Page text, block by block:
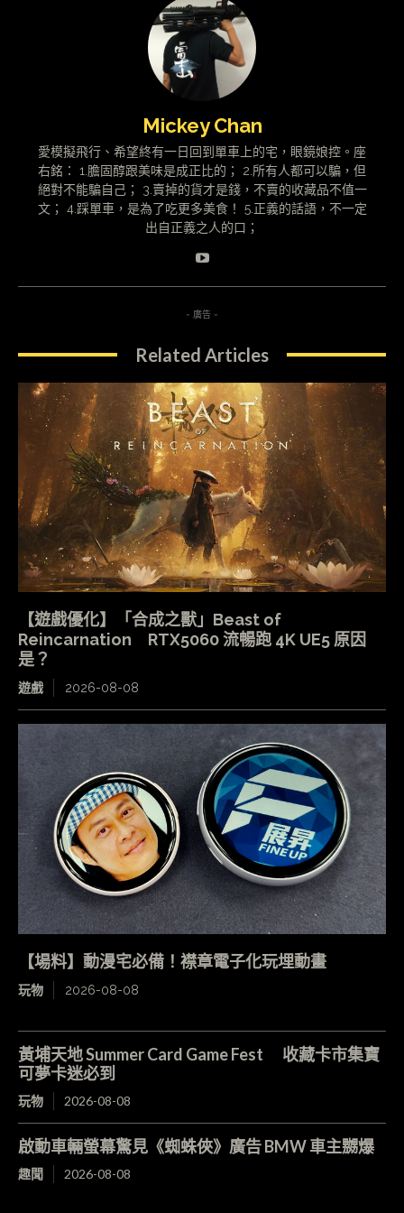
Mickey Chan
愛模擬飛行、希望終有一日回到單車上的宅，眼鏡娘控。座
右銘： 1.膽固醇跟美味是成正比的； 2.所有人都可以騙，但
絕對不能騙自己； 3.賣掉的貨才是錢，不賣的收藏品不值一
文； 4.踩單車，是為了吃更多美食！ 5.正義的話語，不一定
出自正義之人的口；
- 廣告 -
Related Articles
【遊戲優化】「合成之獸」Beast of
Reincarnation RTX5060 流暢跑 4K UE5 原因
是？
遊戲 2026-08-08
【場料】動漫宅必備！襟章電子化玩埋動畫
玩物 2026-08-08
黃埔天地 Summer Card Game Fest 收藏卡市集寶
可夢卡迷必到
玩物 2026-08-08
啟動車輛螢幕驚見《蜘蛛俠》廣告 BMW 車主嬲爆
趣聞 2026-08-08